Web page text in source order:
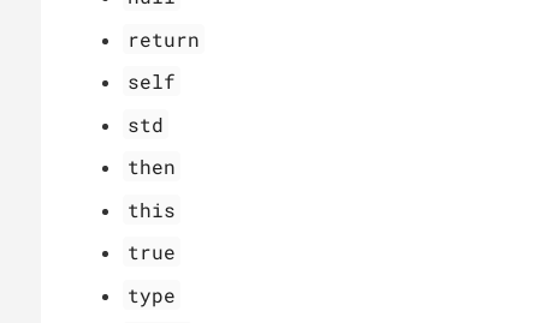
return
self
std
then
this
true
type